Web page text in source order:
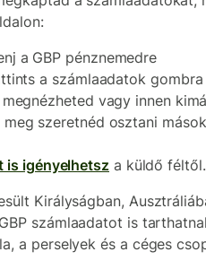
a GBP pénznemedre
a számlaadatok
vagy innen
meg szeretnéd osztani
is igényelhetsza küldő féltől.
Királyságban,
számlaadatot is
a perselyek és a céges